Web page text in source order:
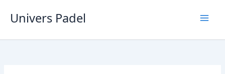
Univers Padel